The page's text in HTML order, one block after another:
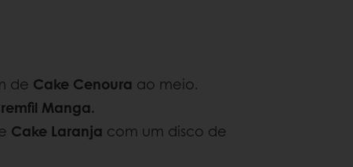
de Cake Cenoura ao meio.
Manga.
Cake Laranja com um disco de